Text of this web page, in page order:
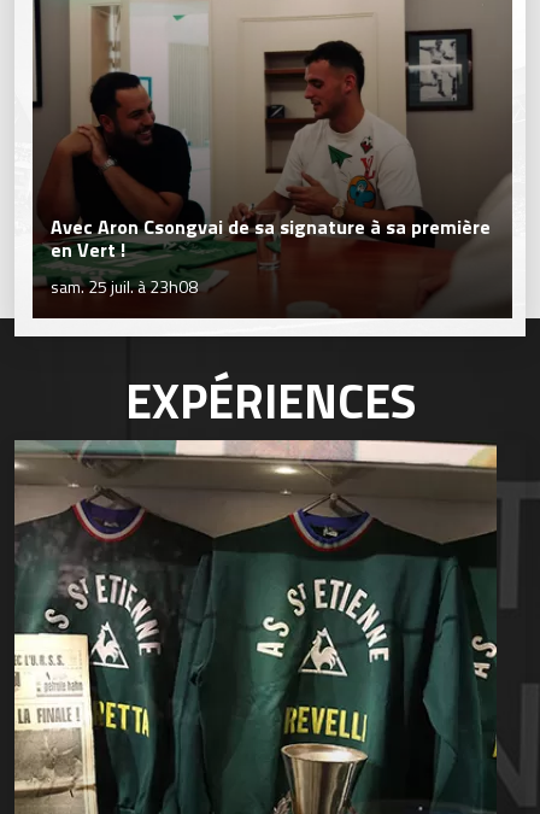
Avec Aron Csongvai de sa signature à sa première
en Vert !
sam. 25 juil. à 23h08
EXPÉRIENCES